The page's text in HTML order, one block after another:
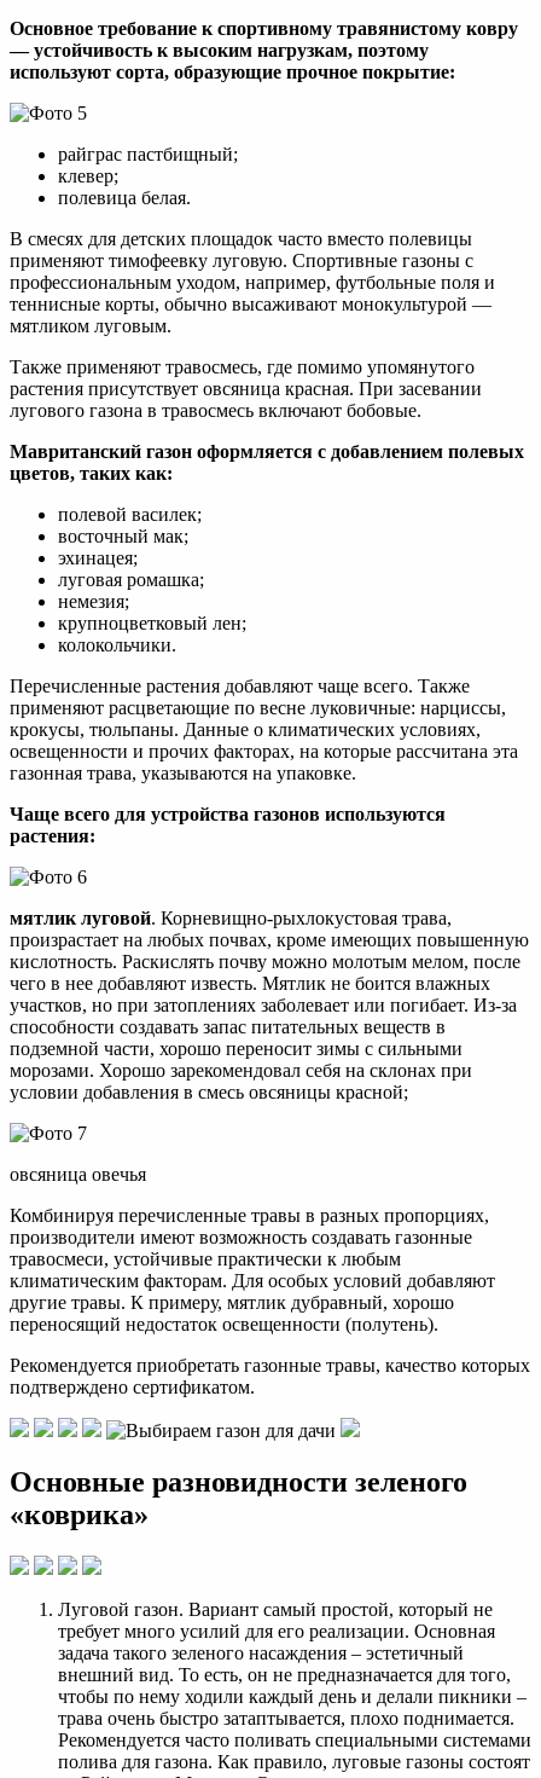
Основное требование к спортивному травянистому ковру
— устойчивость к высоким нагрузкам, поэтому
используют сорта, образующие прочное покрытие:
райграс пастбищный;
клевер;
полевица белая.
В смесях для детских площадок часто вместо полевицы
применяют тимофеевку луговую. Спортивные газоны с
профессиональным уходом, например, футбольные поля и
теннисные корты, обычно высаживают монокультурой —
мятликом луговым.
Также применяют травосмесь, где помимо упомянутого
растения присутствует овсяница красная. При засевании
лугового газона в травосмесь включают бобовые.
Мавританский газон оформляется с добавлением полевых
цветов, таких как:
полевой василек;
восточный мак;
эхинацея;
луговая ромашка;
немезия;
крупноцветковый лен;
колокольчики.
Перечисленные растения добавляют чаще всего. Также
применяют расцветающие по весне луковичные: нарциссы,
крокусы, тюльпаны. Данные о климатических условиях,
освещенности и прочих факторах, на которые рассчитана эта
газонная трава, указываются на упаковке.
Чаще всего для устройства газонов используются
растения:
мятлик луговой. Корневищно-рыхлокустовая трава,
произрастает на любых почвах, кроме имеющих повышенную
кислотность. Раскислять почву можно молотым мелом, после
чего в нее добавляют известь. Мятлик не боится влажных
участков, но при затоплениях заболевает или погибает. Из-за
способности создавать запас питательных веществ в
подземной части, хорошо переносит зимы с сильными
морозами. Хорошо зарекомендовал себя на склонах при
условии добавления в смесь овсяницы красной;
овсяница овечья
Комбинируя перечисленные травы в разных пропорциях,
производители имеют возможность создавать газонные
травосмеси, устойчивые практически к любым
климатическим факторам. Для особых условий добавляют
другие травы. К примеру, мятлик дубравный, хорошо
переносящий недостаток освещенности (полутень).
Рекомендуется приобретать газонные травы, качество которых
подтверждено сертификатом.
Основные разновидности зеленого
«коврика»
Луговой газон. Вариант самый простой, который не
требует много усилий для его реализации. Основная
задача такого зеленого насаждения – эстетичный
внешний вид. То есть, он не предназначается для того,
чтобы по нему ходили каждый день и делали пикники –
трава очень быстро затаптывается, плохо поднимается.
Рекомендуется часто поливать специальными системами
полива для газона. Как правило, луговые газоны состоят